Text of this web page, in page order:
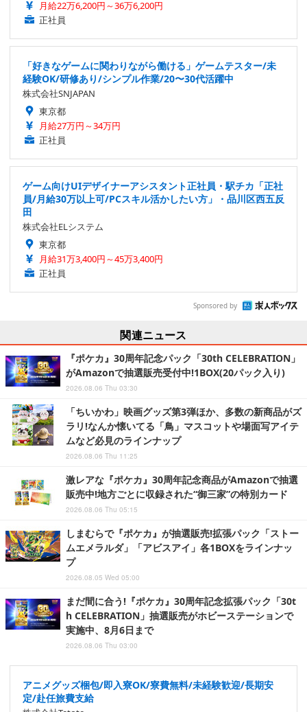
月給22万6,200円～36万6,200円
正社員
「好きなゲームに関わりながら働ける」ゲームテスター/未
経験OK/研修あり/シンプル作業/20〜30代活躍中
株式会社SNJAPAN
東京都
月給27万円～34万円
正社員
ゲーム向けUIデザイナーアシスタント正社員・駅チカ「正社
員/月給30万以上可/PCスキル活かしたい方」・品川区西五反
田
株式会社ELシステム
東京都
月給31万3,400円～45万3,400円
正社員
Sponsored by
関連ニュース
『ポケカ』30周年記念パック「30th CELEBRATION」
がAmazonで抽選販売受付中!1BOX(20パック入り)
2026.08.06 Thu 03:30
「ちいかわ」映画グッズ第3弾ほか、多数の新商品がズ
ラリ!なんか懐いてる「鳥」マスコットや場面写アイテ
ムなど必見のラインナップ
2026.08.06 Thu 11:25
激レアな『ポケカ』30周年記念商品がAmazonで抽選
販売中!地方ごとに収録された“御三家”の特別カード
2026.08.06 Thu 05:15
しまむらで『ポケカ』が抽選販売!拡張パック「ストー
ムエメラルダ」「アビスアイ」各1BOXをラインナッ
プ
2026.08.05 Wed 05:00
まだ間に合う!『ポケカ』30周年記念拡張パック「30t
h CELEBRATION」抽選販売がホビーステーションで
実施中、8月6日まで
2026.08.06 Thu 03:00
アニメグッズ梱包/即入寮OK/寮費無料/未経験歓迎/長期安
定/赴任旅費支給